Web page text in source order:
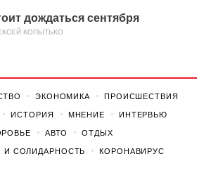
дождаться сентября
КОПЫТЬКО
ЭКОНОМИКА ПРОИСШЕСТВИЯ
ИСТОРИЯ МНЕНИЕ ИНТЕРВЬЮ
АВТО ОТДЫХ
И СОЛИДАРНОСТЬ КОРОНАВИРУС